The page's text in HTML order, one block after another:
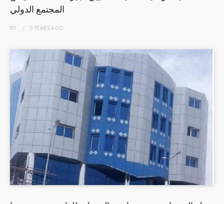
المجتمع الدولي
BY 5 YEARSAGO